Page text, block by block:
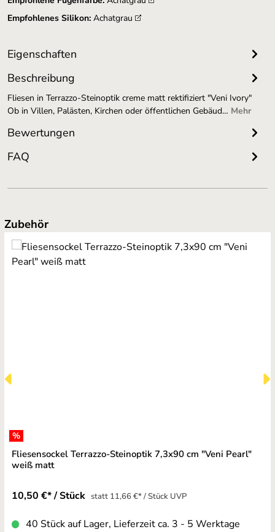
Empfohlenes Silikon: Achatgrau
Eigenschaften
Beschreibung
Fliesen in Terrazzo-Steinoptik creme matt rektifiziert "Veni Ivory"
Ob in Villen, Palästen, Kirchen oder öffentlichen Gebäud… Mehr
Bewertungen
FAQ
Produktgalerie überspringen
Zubehör
%
Fliesensockel Terrazzo-Steinoptik 7,3x90 cm "Veni Pearl"
weiß matt
10,50 €* / Stück statt 11,66 €* / Stück UVP
40 Stück auf Lager, Lieferzeit ca. 3 - 5 Werktage